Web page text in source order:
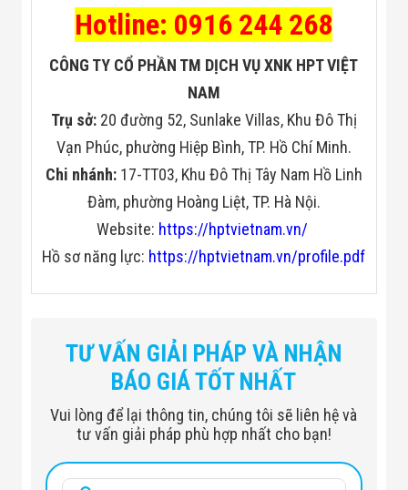
Hotline: 0916 244 268
CÔNG TY CỔ PHẦN TM DỊCH VỤ XNK HPT VIỆT
NAM
Trụ sở: 20 đường 52, Sunlake Villas, Khu Đô Thị
Vạn Phúc, phường Hiệp Bình, TP. Hồ Chí Minh.
Chi nhánh:17-TT03, Khu Đô Thị Tây Nam Hồ Linh
Đàm, phường Hoàng Liệt, TP. Hà Nội.
Website: https://hptvietnam.vn/
Hồ sơ năng lực: https://hptvietnam.vn/profile.pdf
TƯ VẤN GIẢI PHÁP VÀ NHẬN
BÁO GIÁ TỐT NHẤT
Vui lòng để lại thông tin, chúng tôi sẽ liên hệ và
tư vấn giải pháp phù hợp nhất cho bạn!